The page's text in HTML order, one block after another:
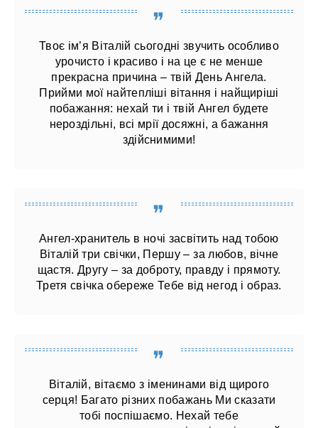
Твоє ім’я Віталій сьогодні звучить особливо
урочисто і красиво і на це є не менше
прекрасна причина – твій День Ангела.
Прийми мої найтепліші вітання і найщиріші
побажання: нехай ти і твій Ангел будете
нероздільні, всі мрії досяжні, а бажання
здійснимими!
Ангел-хранитель в ночі засвітить над тобою
Віталій три свічки, Першу – за любов, вічне
щастя. Другу – за доброту, правду і прямоту.
Третя свічка обереже Тебе від негод і образ.
Віталій, вітаємо з іменинами від щирого
серця! Багато різних побажань Ми сказати
тобі поспішаємо. Нехай тебе